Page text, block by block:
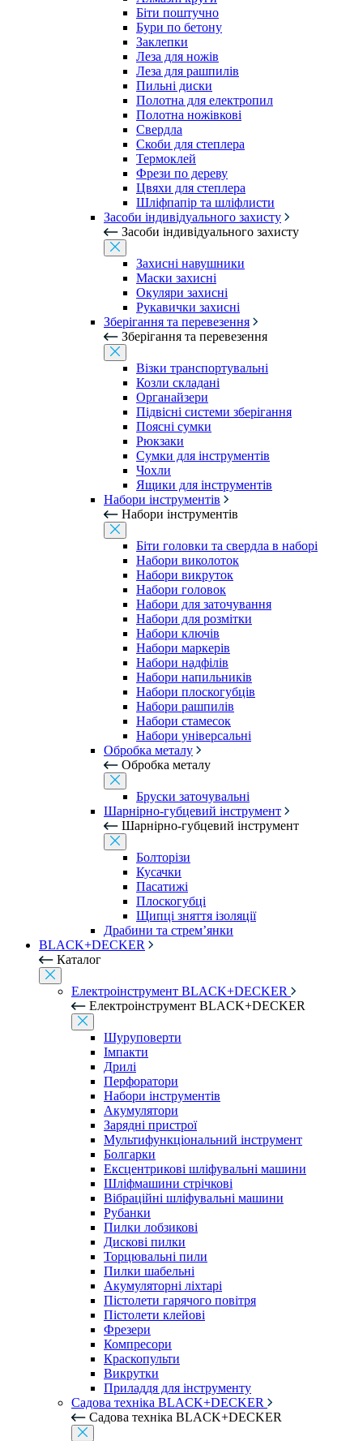
Біти поштучно
Бури по бетону
Заклепки
Леза для ножів
Леза для рашпилів
Пильні диски
Полотна для електропил
Полотна ножівкові
Свердла
Скоби для степлера
Термоклей
Фрези по дереву
Цвяхи для степлера
Шліфпапір та шліфлисти
Засоби індивідуального захисту
Засоби індивідуального захисту
Захисні навушники
Маски захисні
Окуляри захисні
Рукавички захисні
Зберігання та перевезення
Зберігання та перевезення
Візки транспортувальні
Козли складані
Органайзери
Підвісні системи зберігання
Поясні сумки
Рюкзаки
Сумки для інструментів
Чохли
Ящики для інструментів
Набори інструментів
Набори інструментів
Біти головки та свердла в наборі
Набори виколоток
Набори викруток
Набори головок
Набори для заточування
Набори для розмітки
Набори ключів
Набори маркерів
Набори надфілів
Набори напильників
Набори плоскогубців
Набори рашпилів
Набори стамесок
Набори універсальні
Обробка металу
Обробка металу
Бруски заточувальні
Шарнірно-губцевий інструмент
Шарнірно-губцевий інструмент
Болторізи
Кусачки
Пасатижі
Плоскогубці
Щипці зняття ізоляції
Драбини та стрем’янки
BLACK+DECKER
Каталог
Електроінструмент BLACK+DECKER
Електроінструмент BLACK+DECKER
Шуруповерти
Імпакти
Дрилі
Перфоратори
Набори інструментів
Акумулятори
Зарядні пристрої
Мультифункціональний інструмент
Болгарки
Ексцентрикові шліфувальні машини
Шліфмашини стрічкові
Вібраційні шліфувальні машини
Рубанки
Пилки лобзикові
Дискові пилки
Торцювальні пили
Пилки шабельні
Акумуляторні ліхтарі
Пістолети гарячого повітря
Пістолети клейові
Фрезери
Компресори
Краскопульти
Викрутки
Приладдя для інструменту
Садова техніка BLACK+DECKER
Садова техніка BLACK+DECKER